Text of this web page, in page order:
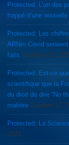
Protected: L’un des
frappé d’une
Protected: Les
ARNm Covid
faits.
October 18,
Protected: Est-ce
scientifique que la
du droit de dire “No
matière October 17,
Protected: La
2021